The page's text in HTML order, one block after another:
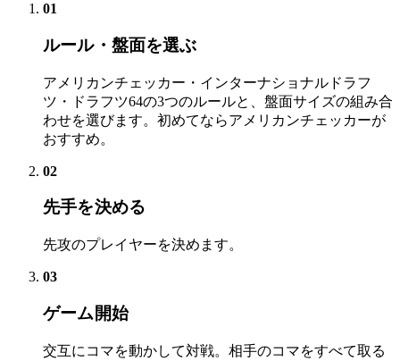
01
ルール・盤面を選ぶ
アメリカンチェッカー・インターナショナルドラフ
ツ・ドラフツ64の3つのルールと、盤面サイズの組み合
わせを選びます。初めてならアメリカンチェッカーが
おすすめ。
02
先手を決める
先攻のプレイヤーを決めます。
03
ゲーム開始
交互にコマを動かして対戦。相手のコマをすべて取る